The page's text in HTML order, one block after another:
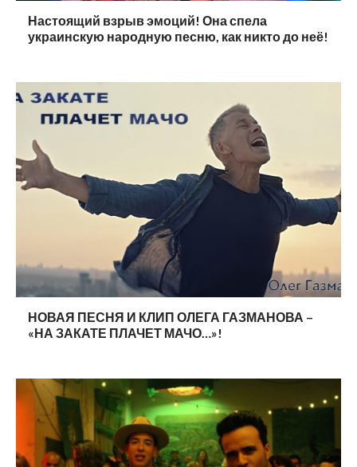
Настоящий взрыв эмоций! Она спела
украинскую народную песню, как никто до неё!
НОВАЯ ПЕСНЯ И КЛИП ОЛЕГА ГАЗМАНОВА –
«НА ЗАКАТЕ ПЛАЧЕТ МАЧО…»!